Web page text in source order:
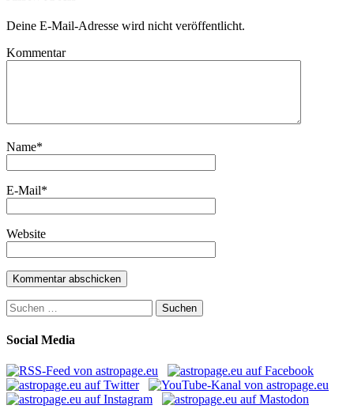
Deine E-Mail-Adresse wird nicht veröffentlicht.
Kommentar
Name*
E-Mail*
Website
Suchen
nach:
Social Media